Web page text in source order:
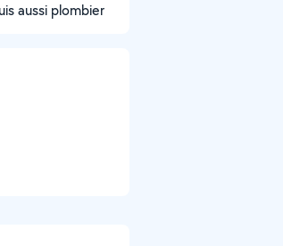
aussi plombier